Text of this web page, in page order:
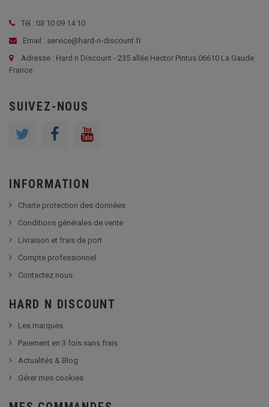
Tél : 03 10 09 14 10
Email : service@hard-n-discount.fr
Adresse : Hard n Discount - 235 allée Hector Pintus 06610 La Gaude
France
SUIVEZ-NOUS
INFORMATION
Charte protection des données
Conditions générales de vente
Livraison et frais de port
Compte professionnel
Contactez nous
HARD N DISCOUNT
Les marques
Paiement en 3 fois sans frais
Actualités & Blog
Gérer mes cookies